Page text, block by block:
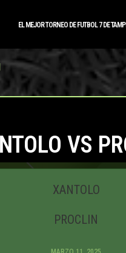
EL MEJOR TORNEO DE FUTBOL 7 DE
VS
XANTOLO
PROCLIN